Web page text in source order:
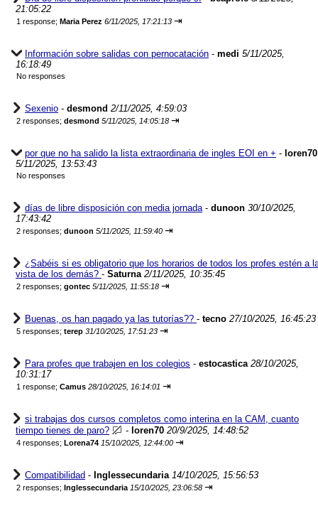
21:05:22
1 response; Maria Perez 6/11/2025, 17:21:13 ⇥
Información sobre salidas con pernocatación - medi 5/11/2025,
16:18:49
No responses
Sexenio - desmond 2/11/2025, 4:59:03
2 responses; desmond 5/11/2025, 14:05:18 ⇥
por que no ha salido la lista extraordinaria de ingles EOI en + - loren70
5/11/2025, 13:53:43
No responses
días de libre disposición con media jornada- dunoon 30/10/2025,
17:43:42
2 responses; dunoon 5/11/2025, 11:59:40 ⇥
¿Sabéis si es obligatorio que los horarios de todos los profes estén a
vista de los demás? - Saturna 2/11/2025, 10:35:45
2 responses; gontec 5/11/2025, 11:55:18 ⇥
Buenas, os han pagado ya las tutorías?? - tecno 27/10/2025, 16:45:23
5 responses; terep 31/10/2025, 17:51:23 ⇥
Para profes que trabajen en los colegios - estocastica 28/10/2025,
10:31:17
1 response; Camus 28/10/2025, 16:14:01 ⇥
si trabajas dos cursos completos como interina en la CAM, cuanto
tiempo tienes de paro?
- loren70 20/9/2025, 14:48:52
4 responses; Lorena74 15/10/2025, 12:44:00 ⇥
Compatibilidad - Inglessecundaria 14/10/2025, 15:56:53
2 responses; Inglessecundaria 15/10/2025, 23:06:58 ⇥